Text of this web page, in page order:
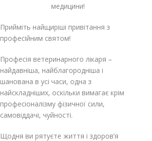
медицини!
Прийміть найщиріші привітання з
професійним святом!
Професія ветеринарного лікаря –
найдавніша, найблагородніша і
шанована в усі часи, одна з
найскладніших, оскільки вимагає крім
професіоналізму фізичної сили,
самовіддачі, чуйності.
Щодня ви рятуєте життя і здоров’я